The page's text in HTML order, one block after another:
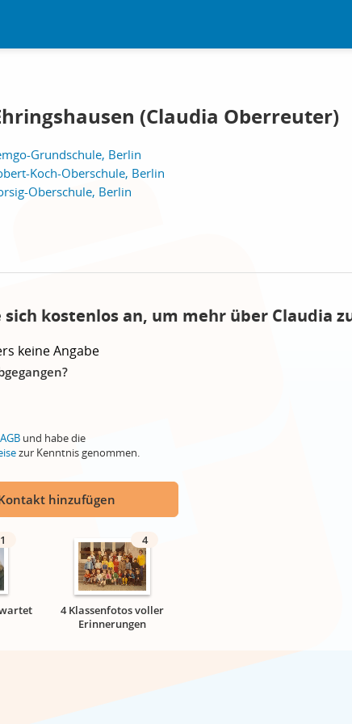
(Claudia Oberreuter)
Grundschule, Berlin
Koch-Oberschule, Berlin
Oberschule, Berlin
sich kostenlos an, um mehr über Claudia
keine Angabe
AGB und habe die
zur Kenntnis genommen.
hinzufügen
1 4
4 Klassenfotos voller
Erinnerungen